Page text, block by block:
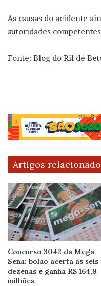
As causas do acidente
autoridades
Fonte: Blog do Ril de
Artigos
Concurso 3042 da Mega-
Sena: bolão acerta as seis
dezenas e ganha R$ 164,9
milhões